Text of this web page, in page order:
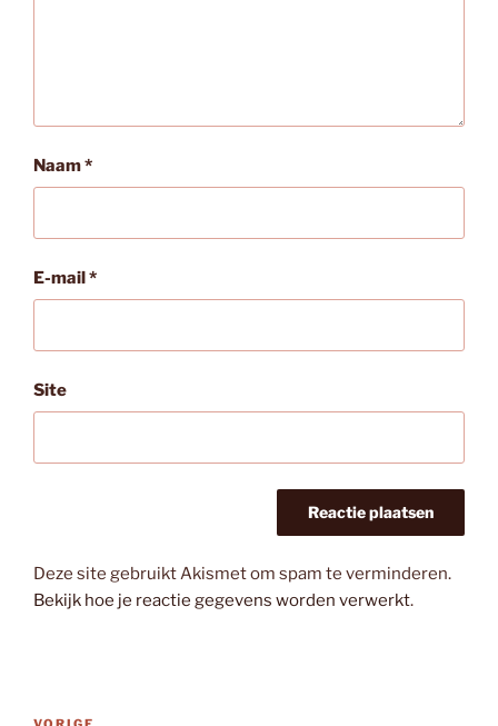
Naam*
E-mail*
Site
Deze site gebruikt Akismet om spam te verminderen.
Bekijk hoe je reactie gegevens worden verwerkt.
Bericht